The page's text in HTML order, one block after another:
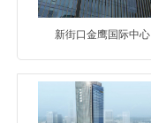
新街口金鹰国际中心